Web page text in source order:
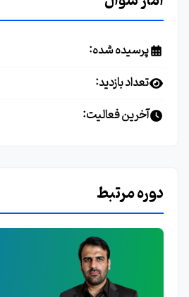
پرسیده شده:
تعداد بازدید:
آخرین فعالیت:
دوره مرتبط